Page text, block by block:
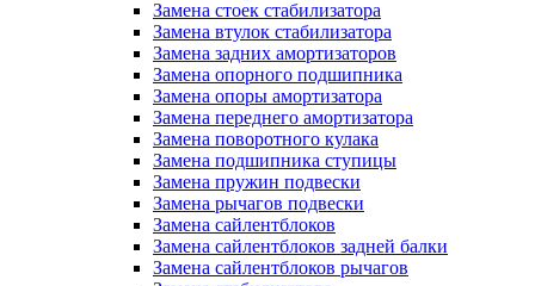
Замена стоек стабилизатора
Замена втулок стабилизатора
Замена задних амортизаторов
Замена опорного подшипника
Замена опоры амортизатора
Замена переднего амортизатора
Замена поворотного кулака
Замена подшипника ступицы
Замена пружин подвески
Замена рычагов подвески
Замена сайлентблоков
Замена сайлентблоков задней балки
Замена сайлентблоков рычагов